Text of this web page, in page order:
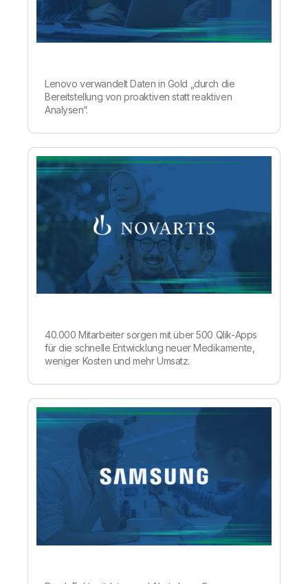
Lenovo verwandelt Daten in Gold „durch die
Bereitstellung von proaktiven statt reaktiven
Analysen“.
40.000 Mitarbeiter sorgen mit über 500 Qlik-Apps
für die schnelle Entwicklung neuer Medikamente,
weniger Kosten und mehr Umsatz.